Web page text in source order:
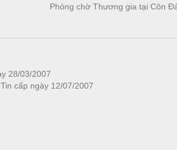
Phòng chờ Thương gia tại Côn
28/03/2007
cấp ngày 12/07/2007